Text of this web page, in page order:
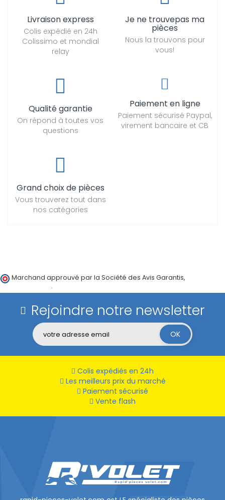
Livraison express
Colis expédié en 24h
Colissimo et mondial
relay
Je ne trouvepas ma
pièces
Nous la trouvons pour
vous!
Qualité garantie
On répond à toutes vos
questions
Paiement en ligne
Paiement sécurisé Paypal,
virement bancaire et CB
Grand choix de pièces
Vous trouverez tout dans
nos catégories
Marchand approuvé par la Société des Avis Garantis,
.
Rejoindre notre newsletter
Colis expédiés en 24h
Les meilleurs prix du marché
Paiement sécurisé
Vente flash